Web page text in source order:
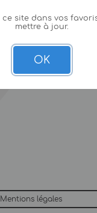
Mentions légales
ce site dans vos
mettre à jour.
OK